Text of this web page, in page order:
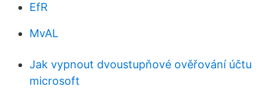
EfR
MvAL
Jak vypnout dvoustupňové ověřování účtu
microsoft